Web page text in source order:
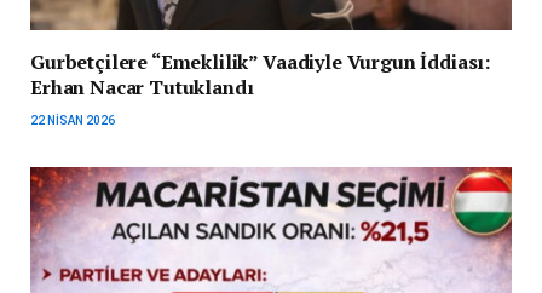
Gurbetçilere “Emeklilik” Vaadiyle Vurgun İddiası:
Erhan Nacar Tutuklandı
22 NISAN 2026